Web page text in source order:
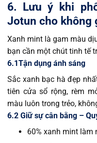
6. Lưu ý khi
Jotun cho không
Xanh mint là gam màu
bạn cần một chút tinh tế
6.1Tận dụng ánh sáng
Sắc xanh bạc hà đẹp
tiên cửa sổ rộng, rèm
màu luôn trong trẻo,
6.2 Giữ sự cân bằng –
60% xanh mint làm